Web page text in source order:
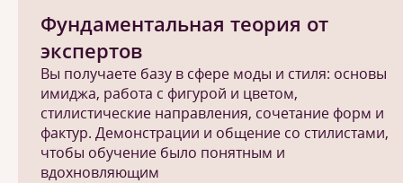
Фундаментальная теория от
экспертов
Вы получаете базу в сфере моды и стиля: основы
имиджа, работа с фигурой и цветом,
стилистические направления, сочетание форм и
фактур. Демонстрации и общение со стилистами,
чтобы обучение было понятным и
вдохновляющим